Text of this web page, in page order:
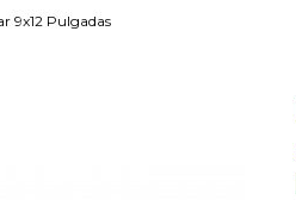
9x12 Pulgadas